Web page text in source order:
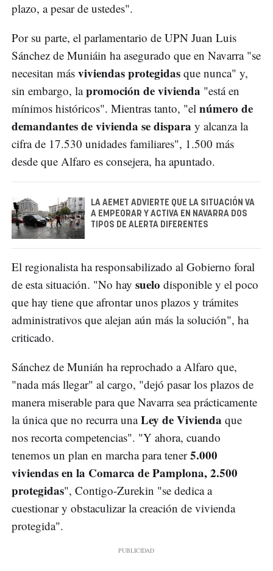
plazo, a pesar de ustedes".
Por su parte, el parlamentario de UPN Juan Luis
Sánchez de Muniáin ha asegurado que en Navarra "se
necesitan más viviendas protegidas que nunca" y,
sin embargo, lapromoción de vivienda "está en
mínimos históricos". Mientras tanto, "el número de
demandantes de vivienda se dispara y alcanza la
cifra de 17.530 unidades familiares", 1.500 más
desde que Alfaro es consejera, ha apuntado.
LA AEMET ADVIERTE QUE LA SITUACIÓN VA
A EMPEORAR Y ACTIVA EN NAVARRA DOS
TIPOS DE ALERTA DIFERENTES
El regionalista ha responsabilizado al Gobierno foral
de esta situación. "No hay suelo disponible y el poco
que hay tiene que afrontar unos plazos y trámites
administrativos que alejan aún más la solución", ha
criticado.
Sánchez de Munián ha reprochado a Alfaro que,
"nada más llegar" al cargo, "dejó pasar los plazos de
manera miserable para que Navarra sea prácticamente
la única que no recurra unaLey de Vivienda que
nos recorta competencias". "Y ahora, cuando
tenemos un plan en marcha para tener5.000
viviendas en la Comarca de Pamplona, 2.500
protegidas", Contigo-Zurekin "se dedica a
cuestionar y obstaculizar la creación de vivienda
protegida".